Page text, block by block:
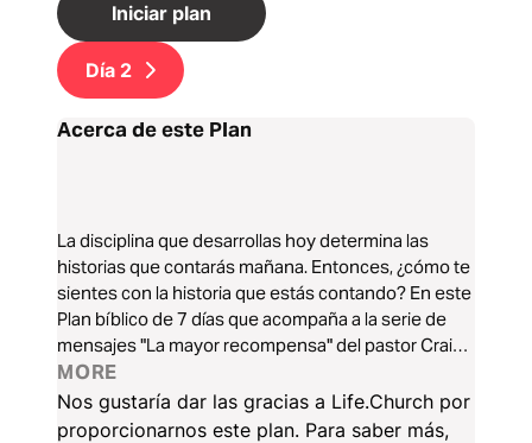
Iniciar plan
Día 2
Acerca de este Plan
La disciplina que desarrollas hoy determina las
historias que contarás mañana. Entonces, ¿cómo te
sientes con la historia que estás contando? En este
Plan bíblico de 7 días que acompaña a la serie de
mensajes "La mayor recompensa" del pastor Craig
Groeschel, descubriremos qué es la disciplina, por
qué es importante y cómo incorporarla en nuestra
vida física, mental y espiritual.
MORE
Nos gustaría dar las gracias a Life.Church por
proporcionarnos este plan. Para saber más,